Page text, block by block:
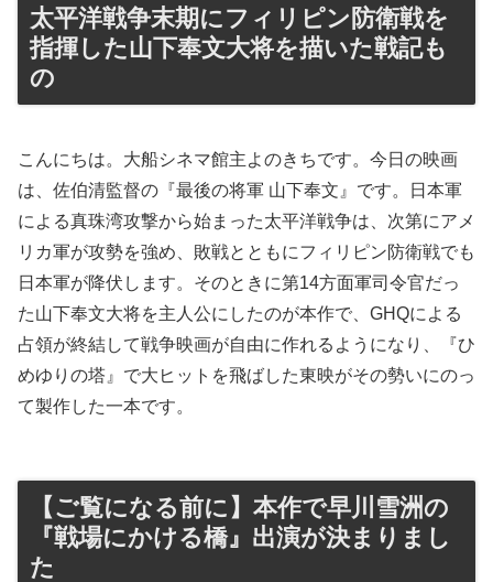
太平洋戦争末期にフィリピン防衛戦を
指揮した山下奉文大将を描いた戦記も
の
こんにちは。大船シネマ館主よのきちです。今日の映画
は、佐伯清監督の『最後の将軍 山下奉文』です。日本軍
による真珠湾攻撃から始まった太平洋戦争は、次第にアメ
リカ軍が攻勢を強め、敗戦とともにフィリピン防衛戦でも
日本軍が降伏します。そのときに第14方面軍司令官だっ
た山下奉文大将を主人公にしたのが本作で、GHQによる
占領が終結して戦争映画が自由に作れるようになり、『ひ
めゆりの塔』で大ヒットを飛ばした東映がその勢いにのっ
て製作した一本です。
【ご覧になる前に】本作で早川雪洲の
『戦場にかける橋』出演が決まりまし
た